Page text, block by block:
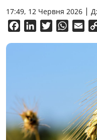
17:49, 12 Червня 2026
FacebookLinkedInTwitter